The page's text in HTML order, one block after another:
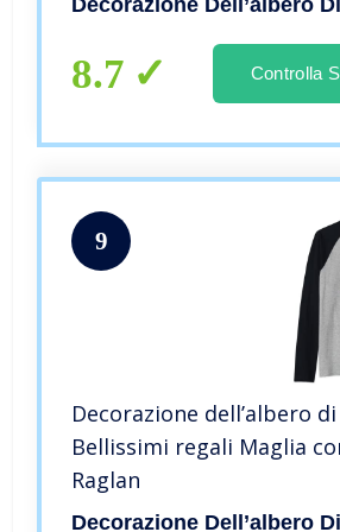
8.7 Controlla
9
Decorazione dell’albero
Bellissimi regali Maglia
Raglan